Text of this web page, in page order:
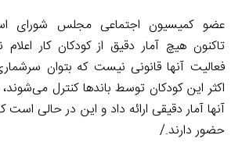
عضو کمیسیون اجتماعی مجلس شورای
تاکنون هیچ آمار دقیق از کودکان کار
فعالیت آنها قانونی نیست که بتوان
اکثر این کودکان توسط باندها کنترل می‌شوند،
آنها آمار دقیقی ارائه داد و این در حالی است
حضور دارند./